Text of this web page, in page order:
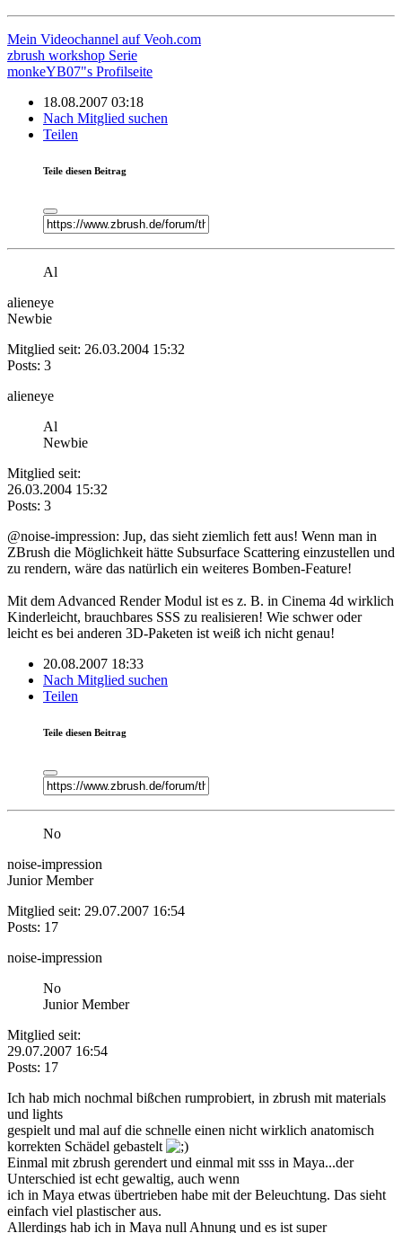
Mein Videochannel auf Veoh.com
zbrush workshop Serie
monkeYB07"s Profilseite
18.08.2007 03:18
Nach Mitglied suchen
Teilen
Teile diesen Beitrag
Al
alieneye
Newbie
Mitglied seit: 26.03.2004 15:32
Posts: 3
alieneye
Al
Newbie
Mitglied seit:
26.03.2004 15:32
Posts: 3
@noise-impression: Jup, das sieht ziemlich fett aus! Wenn man in
ZBrush die Möglichkeit hätte Subsurface Scattering einzustellen und
zu rendern, wäre das natürlich ein weiteres Bomben-Feature!
Mit dem Advanced Render Modul ist es z. B. in Cinema 4d wirklich
Kinderleicht, brauchbares SSS zu realisieren! Wie schwer oder
leicht es bei anderen 3D-Paketen ist weiß ich nicht genau!
20.08.2007 18:33
Nach Mitglied suchen
Teilen
Teile diesen Beitrag
No
noise-impression
Junior Member
Mitglied seit: 29.07.2007 16:54
Posts: 17
noise-impression
No
Junior Member
Mitglied seit:
29.07.2007 16:54
Posts: 17
Ich hab mich nochmal bißchen rumprobiert, in zbrush mit materials
und lights
gespielt und mal auf die schnelle einen nicht wirklich anatomisch
korrekten Schädel gebastelt
Einmal mit zbrush gerendert und einmal mit sss in Maya...der
Unterschied ist echt gewaltig, auch wenn
ich in Maya etwas übertrieben habe mit der Beleuchtung. Das sieht
einfach viel plastischer aus.
Allerdings hab ich in Maya null Ahnung und es ist super